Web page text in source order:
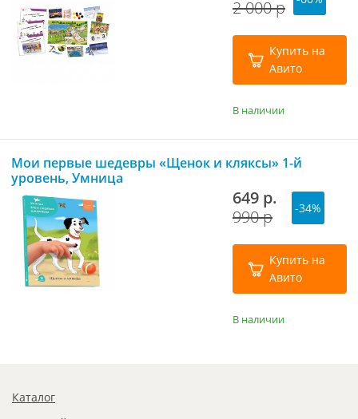
2 000 р
Купить на
Авито
В наличии
Мои первые шедевры «Щенок и кляксы» 1-й
уровень, Умница
649 р.
990 р
-34%
Купить на
Авито
В наличии
Каталог